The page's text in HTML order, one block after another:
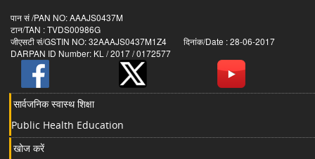
पान सं /PAN NO: AAAJS0437M
टान/TAN : TVDS00986G
जीएसटी सं/GSTIN NO: 32AAAJS0437M1Z4 दिनांक/Date : 28-06-2017
DARPAN ID Number: KL / 2017 / 0172577
सार्वजनिक स्वास्थ शिक्षा
Public Health Education
खोज करें